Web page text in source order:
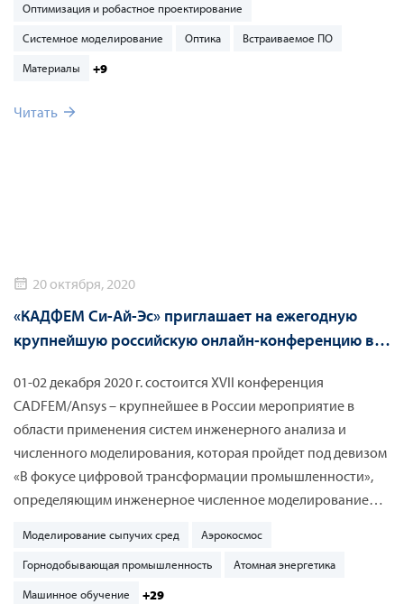
прорывных технологиях Индустрии 4.0 и увидят
конкретные примеры цифровой трансформации
российских и международных промышленных
Оптимизация и робастное проектирование
Системное моделирование Оптика Встраиваемое ПО
Материалы +9
Читать
20 октября, 2020
«КАДФЕМ Си-Ай-Эс» приглашает на ежегодную
крупнейшую российскую онлайн-конференцию в
и численного моделирования
01-02 декабря 2020 г. состоится XVII конференция
CADFEM/Ansys – крупнейшее в России мероприятие в
области применения систем инженерного анализа и
численного моделирования, которая пройдет под девизом
«В фокусе цифровой трансформации промышленности»,
определяющим инженерное численное моделирование
трансформации и созданию цифровых двойников.
Моделирование сыпучих сред Аэрокосмос
Горнодобывающая промышленность Атомная энергетика
Машинное обучение +29